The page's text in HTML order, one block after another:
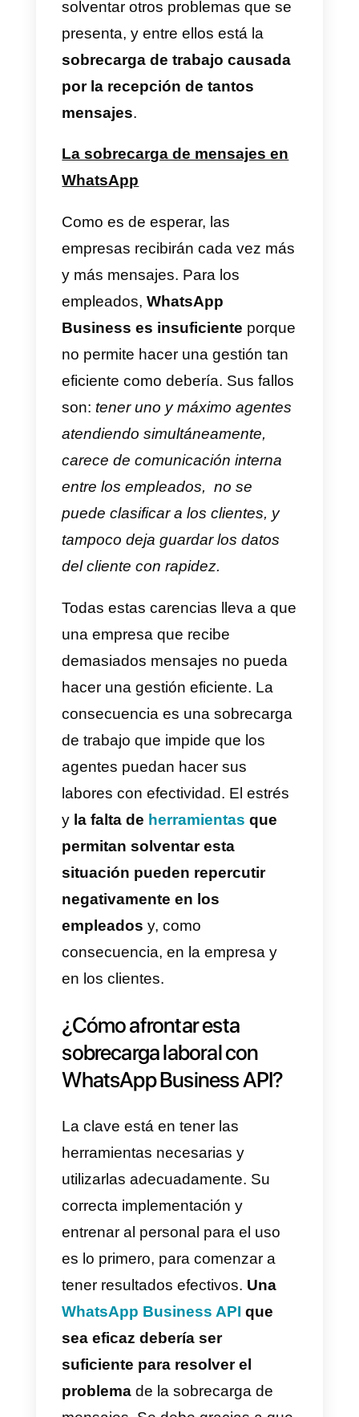
comunicación. Al ser la
aplicación de mensajería más
extendida, es la primera opción
para establecer comunicación
con una empresa. Hay
inmediatez y cercanía. Es debido
existe, para dar cabida a la
comunicaciónB2Ccon esta app.
Pero, aun así, es insuficiente
solventar otros problemas que se
presenta, y entre ellos está la
sobrecarga de trabajo causada
por la recepción de tantos
mensajes.
La sobrecarga de mensajes en
WhatsApp
Como es de esperar, las
empresas recibirán cada vez
y más mensajes. Para los
empleados,
Business es insuficiente
no permite hacer una gestión tan
eficiente como debería. Sus
tener uno y máximo agentes
atendiendo simultáneamente,
carece de comunicación interna
entre los empleados, no se
puede clasificar a los clientes, y
del cliente con rapidez.
Todas estas carencias lleva a
demasiados mensajes no pueda
hacer una gestión eficiente. La
consecuencia es una sobrecarga
de trabajo que impide que los
agentes puedan hacer sus
labores con efectividad. El estrés
yla falta deherramientas
permitan solventar esta
situación pueden repercutir